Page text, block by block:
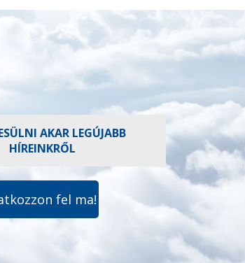
AKAR LEGÚJABB
HÍREINKRŐL
fel ma!